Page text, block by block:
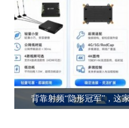
背靠射频“隐形冠军”，这